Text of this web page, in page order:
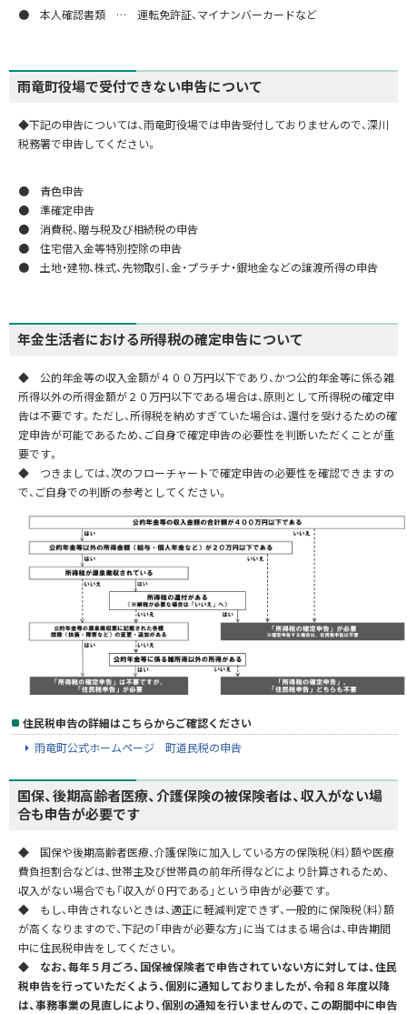
● 本人確認書類 … 運転免許証、マイナンバーカードなど
雨竜町役場で受付できない申告について
◆下記の申告については、雨竜町役場では申告受付しておりませんので、深川
税務署で申告してください。
● 青色申告
● 準確定申告
● 消費税、贈与税及び相続税の申告
● 住宅借入金等特別控除の申告
● 土地・建物、株式、先物取引、金・プラチナ・銀地金などの譲渡所得の申告
年金生活者における所得税の確定申告について
◆ 公的年金等の収入金額が４００万円以下であり、かつ公的年金等に係る雑
所得以外の所得金額が２０万円以下である場合は、原則として所得税の確定申
告は不要です。ただし、所得税を納めすぎていた場合は、還付を受けるための確
定申告が可能であるため、ご自身で確定申告の必要性を判断いただくことが重
要です。
◆ つきましては、次のフローチャートで確定申告の必要性を確認できますの
で、ご自身での判断の参考としてください。
住民税申告の詳細はこちらからご確認ください
雨竜町公式ホームページ 町道民税の申告
国保、後期高齢者医療、介護保険の被保険者は、収入がない場
合も申告が必要です
◆ 国保や後期高齢者医療、介護保険に加入している方の保険税（料）額や医療
費負担割合などは、世帯主及び世帯員の前年所得などにより計算されるため、
収入がない場合でも「収入が０円である」という申告が必要です。
◆ もし、申告されないときは、適正に軽減判定できず、一般的に保険税（料）額
が高くなりますので、下記の「申告が必要な方」に当てはまる場合は、申告期間
中に住民税申告をしてください。
◆ なお、毎年５月ごろ、国保被保険者で申告されていない方に対しては、住民
税申告を行っていただくよう、個別に通知しておりましたが、令和８年度以降
は、事務事業の見直しにより、個別の通知を行いませんので、この期間中に申告